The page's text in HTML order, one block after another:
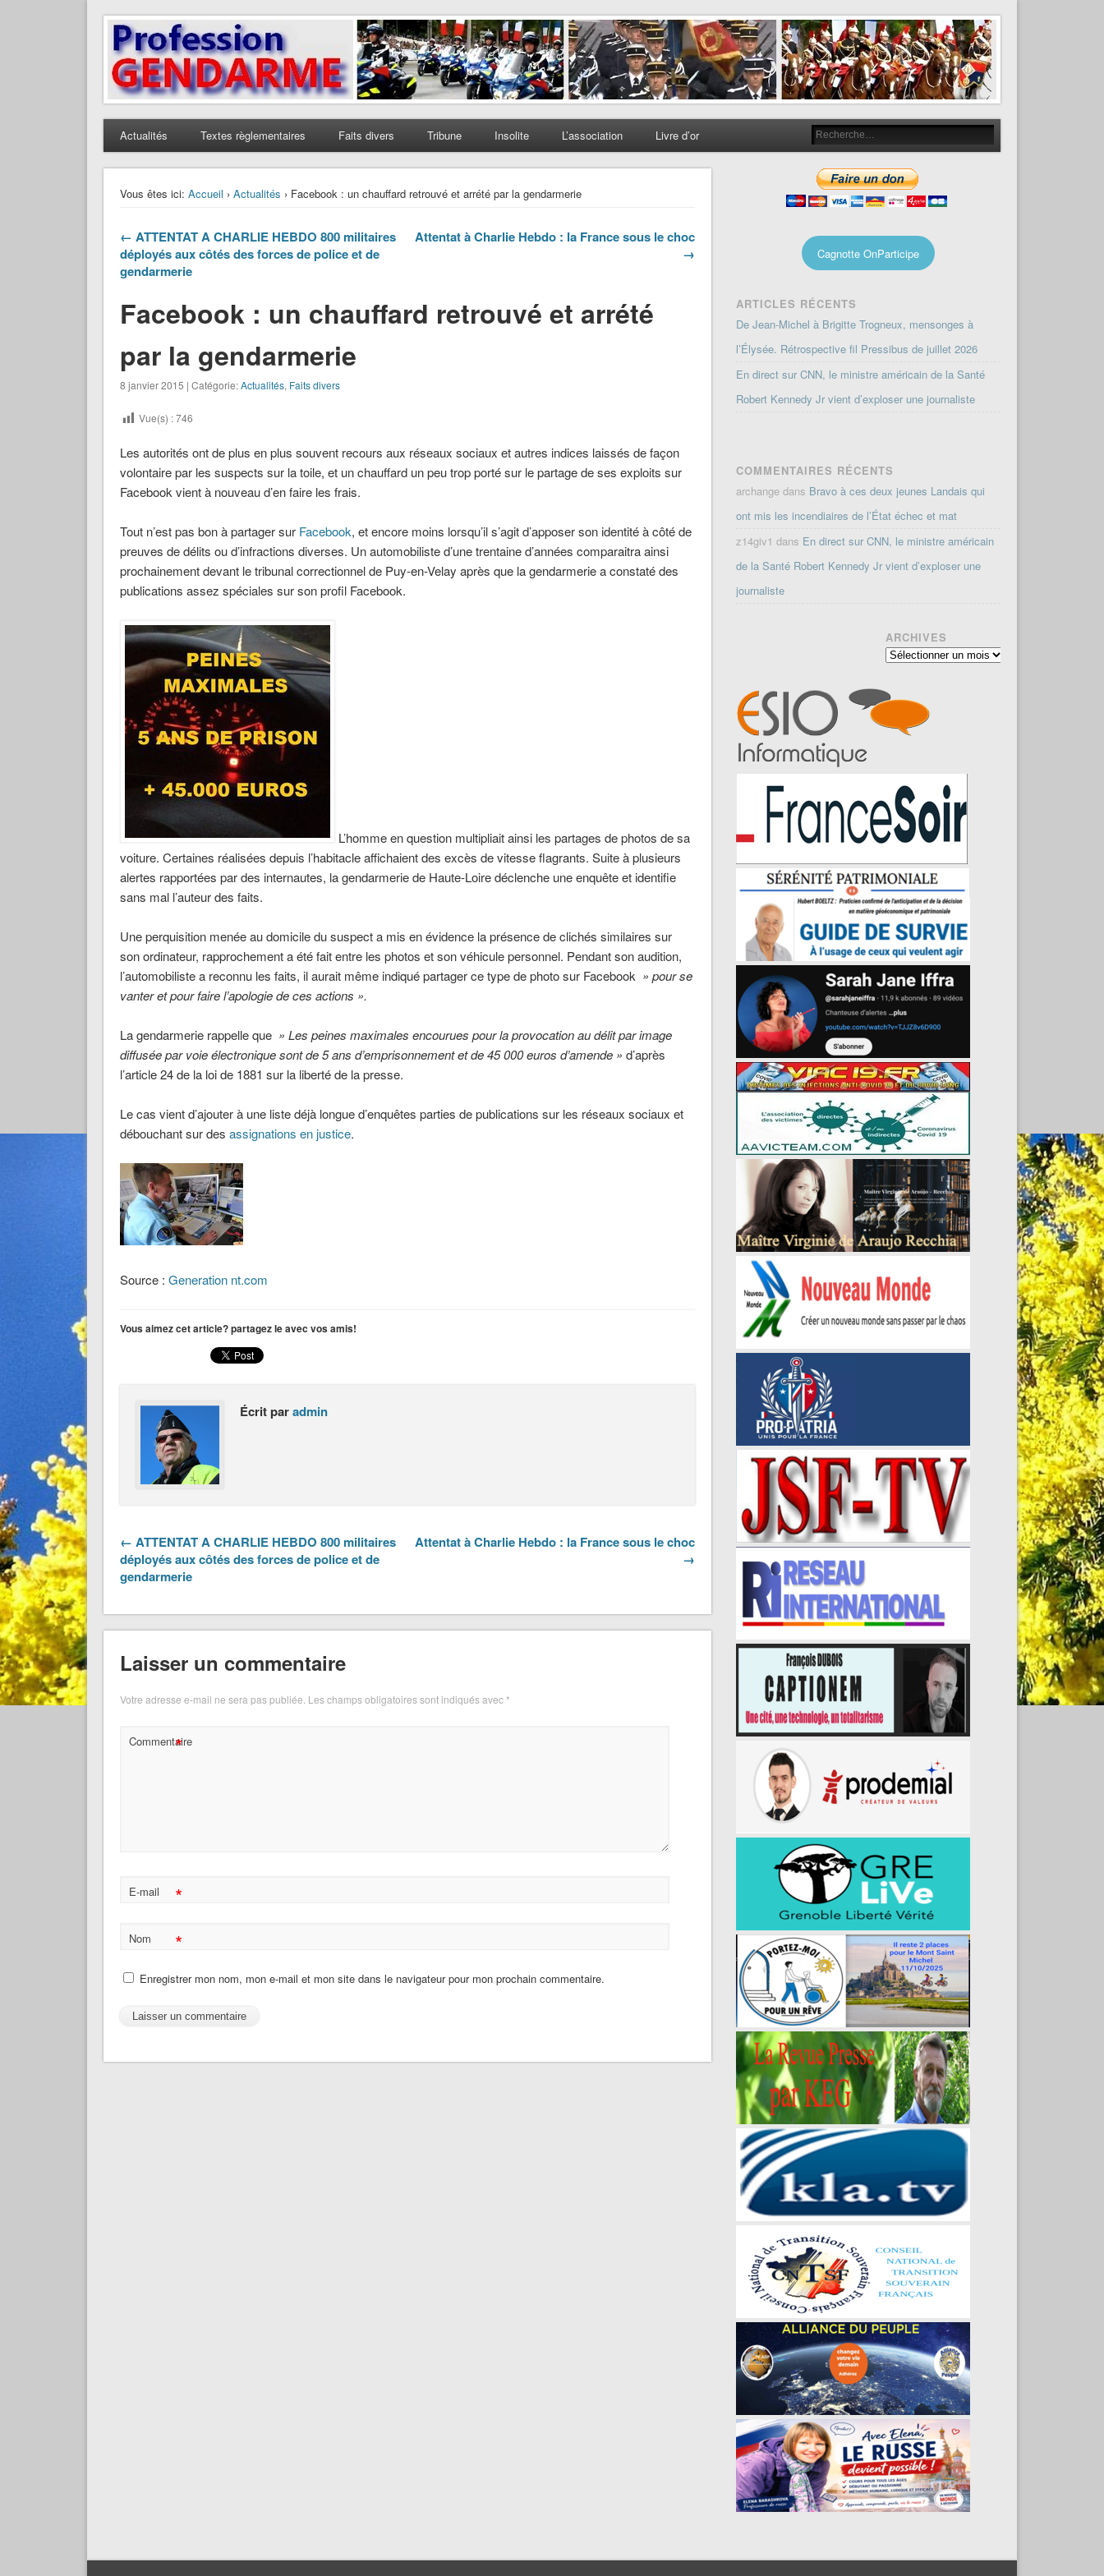
Profession Gendarme
Le journal des gendarmes
Actualités Textes règlementaires Faits divers Tribune Insolite L’association Livre d’or
Vous êtes ici: Accueil › Actualités › Facebook : un chauffard retrouvé et arrété par la gendarmerie
← ATTENTAT A CHARLIE HEBDO 800 militaires
déployés aux côtés des forces de police et de
gendarmerie
Attentat à Charlie Hebdo : la France sous le choc
→
Facebook : un chauffard retrouvé et arrété
par la gendarmerie
8 janvier 2015 | Catégorie:Actualités, Faits divers
Vue(s) :746
Les autorités ont de plus en plus souvent recours aux réseaux sociaux et autres indices laissés de façon
volontaire par les suspects sur la toile, et un chauffard un peu trop porté sur le partage de ses exploits sur
Facebook vient à nouveau d’en faire les frais.
Tout n’est pas bon à partager surFacebook, et encore moins lorsqu’il s’agit d’apposer son identité à côté de
preuves de délits ou d’infractions diverses. Un automobiliste d’une trentaine d’années comparaitra ainsi
prochainement devant le tribunal correctionnel de Puy-en-Velay après que la gendarmerie a constaté des
publications assez spéciales sur son profil Facebook.
L’homme en question multipliait ainsi les partages de photos de sa
voiture. Certaines réalisées depuis l’habitacle affichaient des excès de vitesse flagrants. Suite à plusieurs
alertes rapportées par des internautes, la gendarmerie de Haute-Loire déclenche une enquête et identifie
sans mal l’auteur des faits.
Une perquisition menée au domicile du suspect a mis en évidence la présence de clichés similaires sur
son ordinateur, rapprochement a été fait entre les photos et son véhicule personnel. Pendant son audition,
l’automobiliste a reconnu les faits, il aurait même indiqué partager ce type de photo sur Facebook » pour se
vanter et pour faire l’apologie de ces actions ».
La gendarmerie rappelle que » Les peines maximales encourues pour la provocation au délit par image
diffusée par voie électronique sont de 5 ans d’emprisonnement et de 45 000 euros d’amende » d’après
l’article 24 de la loi de 1881 sur la liberté de la presse.
Le cas vient d’ajouter à une liste déjà longue d’enquêtes parties de publications sur les réseaux sociaux et
débouchant sur des assignations en justice.
Source : Generation nt.com
Vous aimez cet article? partagez le avec vos amis!
Écrit paradmin
← ATTENTAT A CHARLIE HEBDO 800 militaires
déployés aux côtés des forces de police et de
gendarmerie
Attentat à Charlie Hebdo : la France sous le choc
→
Laisser un commentaire
Votre adresse e-mail ne sera pas publiée. Les champs obligatoires sont indiqués avec*
Commentaire
*
E-mail *
Nom *
Enregistrer mon nom, mon e-mail et mon site dans le navigateur pour mon prochain commentaire.
Cagnotte OnParticipe
ARTICLES RÉCENTS
De Jean-Michel à Brigitte Trogneux, mensonges à
l’Élysée. Rétrospective fil Pressibus de juillet 2026
En direct sur CNN, le ministre américain de la Santé
Robert Kennedy Jr vient d’exploser une journaliste
COMMENTAIRES RÉCENTS
archange dans Bravo à ces deux jeunes Landais qui
ont mis les incendiaires de l’État échec et mat
z14giv1 dans En direct sur CNN, le ministre américain
de la Santé Robert Kennedy Jr vient d’exploser une
journaliste
ARCHIVES
Archives